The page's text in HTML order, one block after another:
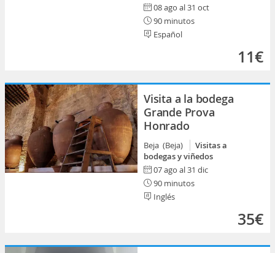
08 ago al 31 oct
90 minutos
Español
11€
Visita a la bodega
Grande Prova
Honrado
Beja (Beja)
Visitas a
bodegas y viñedos
07 ago al 31 dic
90 minutos
Inglés
35€